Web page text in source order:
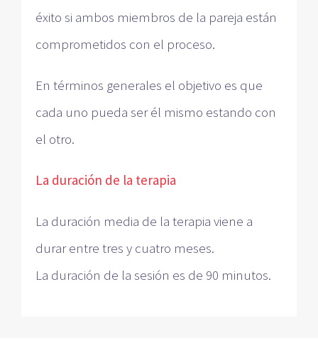
éxito si ambos miembros de la pareja están
comprometidos con el proceso.
En términos generales el objetivo es que
cada uno pueda ser él mismo estando con
el otro.
La duración de la terapia
La duración media de la terapia viene a
durar entre tres y cuatro meses.
La duración de la sesión es de 90 minutos.